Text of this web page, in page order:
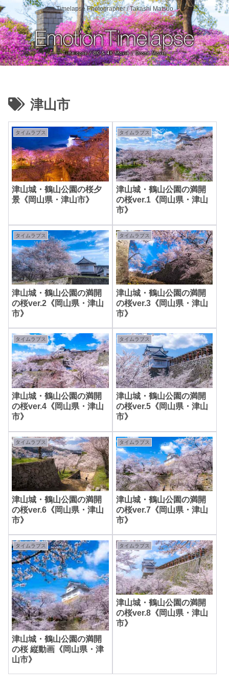
Timelapse Photographer / Takashi Matsuo
津山市
タイムラプス
津山城・鶴山公園の桜夕
景《岡山県・津山市》
タイムラプス
津山城・鶴山公園の満開
の桜ver.1《岡山県・津山
市》
タイムラプス
津山城・鶴山公園の満開
の桜ver.2《岡山県・津山
市》
タイムラプス
津山城・鶴山公園の満開
の桜ver.3《岡山県・津山
市》
タイムラプス
津山城・鶴山公園の満開
の桜ver.4《岡山県・津山
市》
タイムラプス
津山城・鶴山公園の満開
の桜ver.5《岡山県・津山
市》
タイムラプス
津山城・鶴山公園の満開
の桜ver.6《岡山県・津山
市》
タイムラプス
津山城・鶴山公園の満開
の桜ver.7《岡山県・津山
市》
タイムラプス
津山城・鶴山公園の満開
の桜 縦動画《岡山県・津
山市》
タイムラプス
津山城・鶴山公園の満開
の桜ver.8《岡山県・津山
市》